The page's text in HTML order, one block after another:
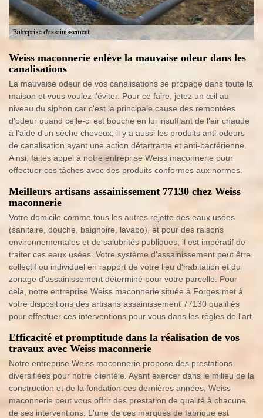
Weiss maconnerie enlève la mauvaise odeur dans les
canalisations
La mauvaise odeur de vos canalisations se propage dans toute la
maison et vous voulez l'éviter. Pour ce faire, jetez un œil au
niveau du siphon car c'est la principale cause des remontées
d'odeur quand celle-ci est bouché en lui insufflant de l'air chaude
à l'aide d'un sèche cheveux; il y a aussi les produits anti-odeurs
de canalisation ayant une action détartrante et anti-bactérienne.
Ainsi, faites appel à notre entreprise Weiss maconnerie pour
effectuer ces tâches avec des produits conformes aux normes.
Meilleurs artisans assainissement 77130 chez Weiss
maconnerie
Votre domicile comme tous les autres rejette des eaux usées
(sanitaire, douche, baignoire, lavabo), et pour des raisons
environnementales et de salubrités publiques, il est impératif de
traiter ces eaux usées. Votre système d'assainissement peut être
collectif ou individuel en rapport de votre lieu d'habitation et du
zonage d'assainissement déterminé pour votre parcelle. Pour
cela, notre entreprise Weiss maconnerie située à Forges met à
votre dispositions des artisans assainissement 77130 qualifiés
pour effectuer ces interventions pour vous dans les règles de l'art.
Efficacité et promptitude dans la réalisation de vos
travaux avec Weiss maconnerie
Notre entreprise Weiss maconnerie propose des prestations
diversifiées pour notre clientèle. Ayant exercer dans le milieu de la
construction et de la fondation ces dernières années, Weiss
maconnerie peut vous offrir des prestation de qualité à chacune
de ses interventions. L'une de ces marques de fabrique est